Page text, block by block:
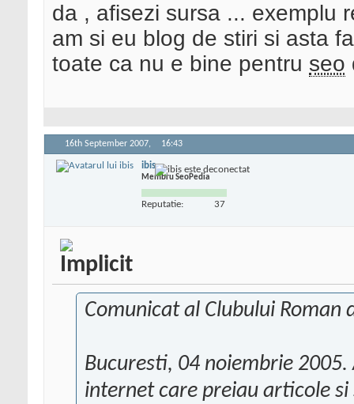
da , afisezi sursa ... exemplu
am si eu blog de stiri si asta
toate ca nu e bine pentru seo
16th September 2007, 16:43
ibis
Membru SeoPedia
Reputatie: 37
Comunicat al Clubului Roman
Bucuresti, 04 noiembrie
internet care preiau articole